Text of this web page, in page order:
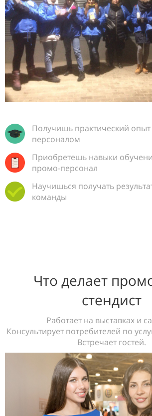
Получишь практический
персоналом
Приобретешь навыки
промо-персонал
Научишься получать
команды
Что делает
стендист
Работает на выставках и
Консультирует потребителей по
Встречает гостей.